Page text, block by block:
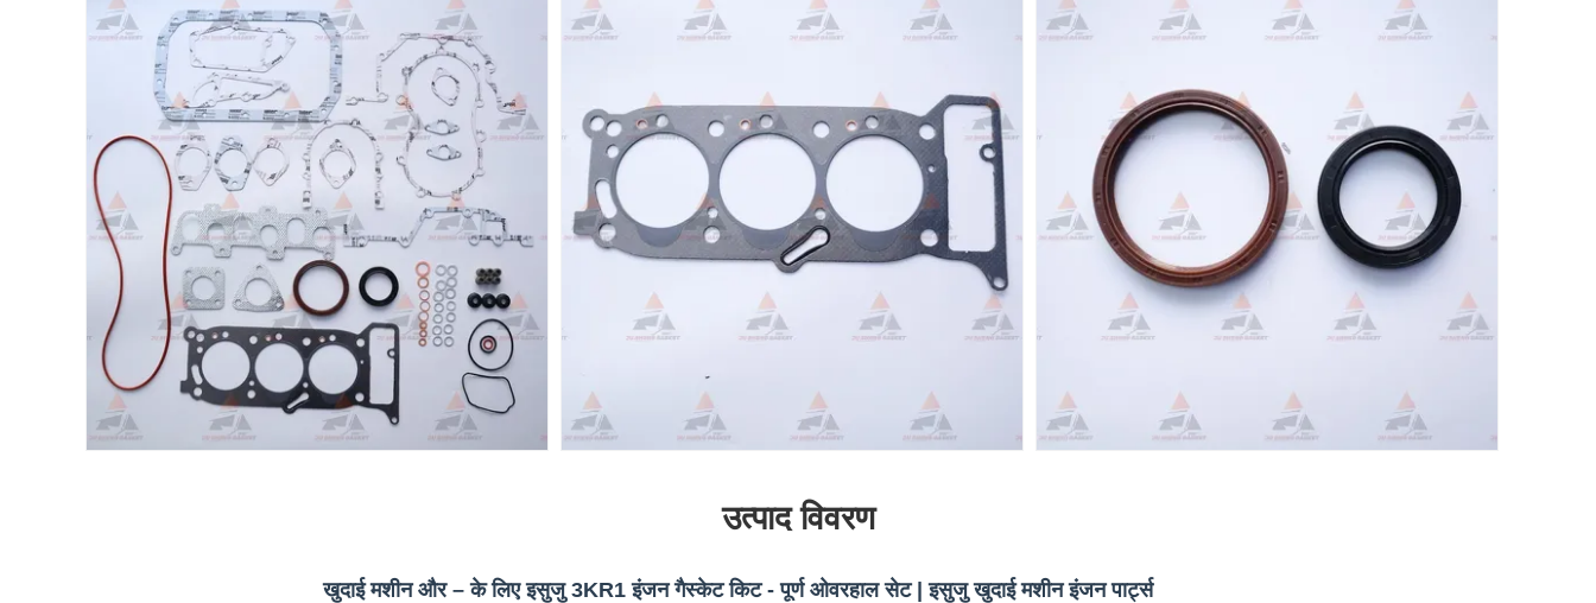
उत्पाद विवरण
खुदाई मशीन और – के लिए इसुजु 3KR1 इंजन गैस्केट किट - पूर्ण ओवरहाल सेट | इसुजु खुदाई मशीन इंजन पार्ट्स